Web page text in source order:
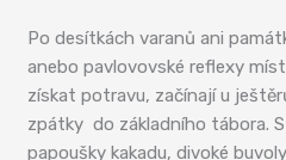
Po desítkách varanů ani
anebo pavlovovské reflexy
získat potravu, začínají u
zpátky do základního tábora.
papoušky kakadu, divoké